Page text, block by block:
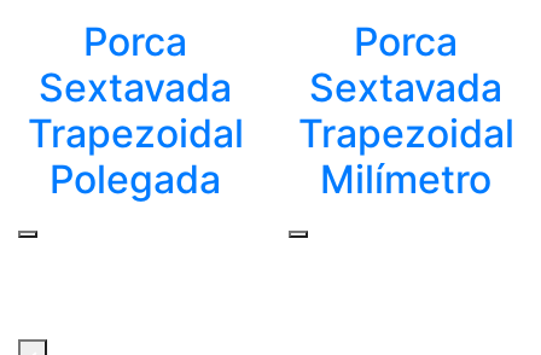
Porca
Sextavada
Trapezoidal
Polegada
Porca
Sextavada
Trapezoidal
Milímetro